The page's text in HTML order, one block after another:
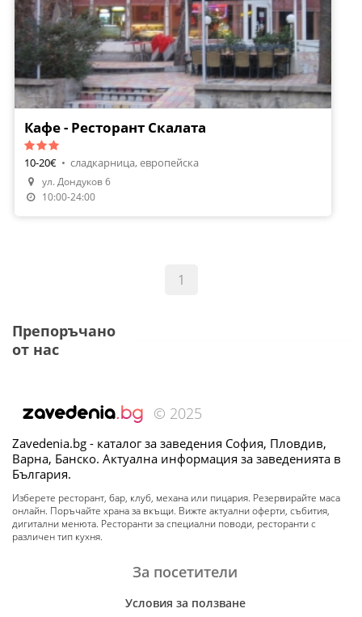
Кафе - Ресторант Скалата
10-20€ • сладкарница, европейска
ул. Дондуков 6
10:00-24:00
1
Препоръчано
от нас
© 2025
Zavedenia.bg - каталог за заведения София, Пловдив,
Варна, Банско. Актуална информация за заведенията в
България.
Изберете ресторант, бар, клуб, механа или пицария. Резервирайте маса
онлайн. Поръчайте храна за вкъщи. Вижте актуални оферти, събития,
дигитални менюта. Ресторанти за специални поводи, ресторанти с
различен тип кухня.
За посетители
Условия за ползване